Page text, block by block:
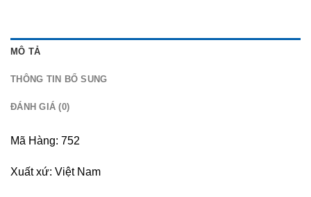
MÔ TẢ
THÔNG TIN BỔ SUNG
ĐÁNH GIÁ (0)
Mã Hàng: 752
Xuất xứ: Việt Nam